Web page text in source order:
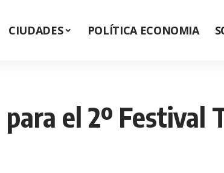
CIUDADES POLÍTICA ECONOMIA
el 2º Festival